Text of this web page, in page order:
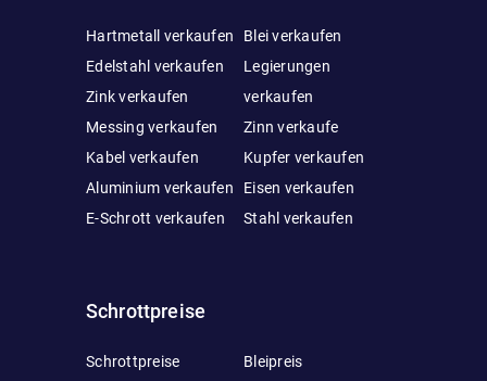
Hartmetall verkaufen
Edelstahl verkaufen
Zink verkaufen
Messing verkaufen
Kabel verkaufen
Aluminium verkaufen
E-Schrott verkaufen
Blei verkaufen
Legierungen
verkaufen
Zinn verkaufe
Kupfer verkaufen
Eisen verkaufen
Stahl verkaufen
Schrottpreise
Schrottpreise
Bleipreis